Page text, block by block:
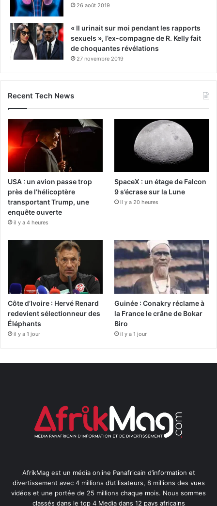
26 août 2019
« Il urinait sur moi pendant les rapports
sexuels », l’ex-compagne de R. Kelly fait
de choquantes révélations
27 novembre 2019
Recent Tech News
USA : un avion passe trop
près de l’hélicoptère
transportant Trump, une
enquête ouverte
il y a 4 heures
SpaceX : un étage de Falcon
9 s’écrase sur la Lune
il y a 20 heures
Côte d’Ivoire : Hervé Renard
redevient sélectionneur des
Éléphants
il y a 1 jour
Guinée : Conakry réclame à
la France le crâne de Bokar
Biro
il y a 1 jour
AfrikMag est un média online Panafricain d’information et
divertissement avec 4 millions d’utilisateurs, 8 millions des vues
vidéos et une portée de 25 millions chaque mois. Nous sommes
classés dans le top 4 Media dans 12 pays africains